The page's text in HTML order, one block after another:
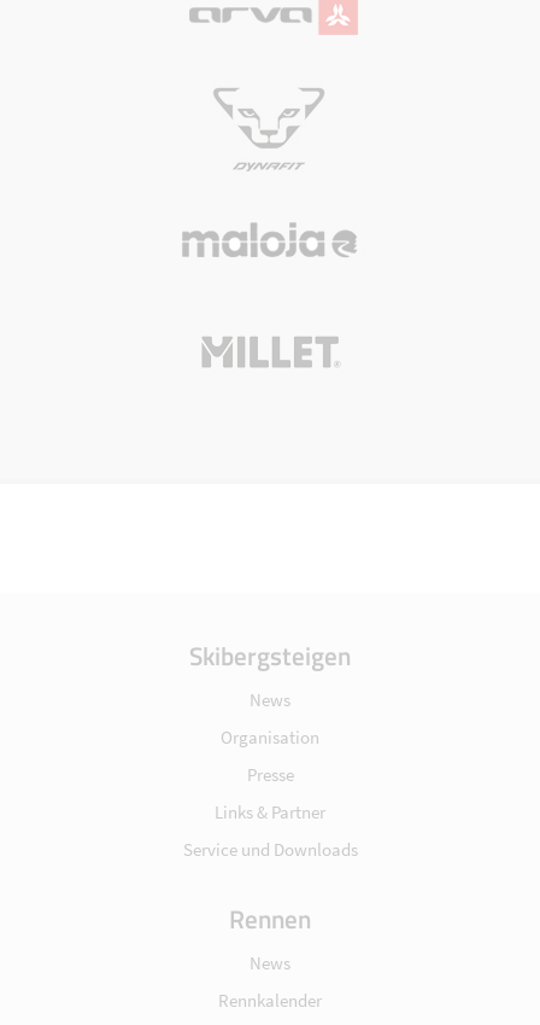
Skibergsteigen
News
Organisation
Presse
Links & Partner
Service und Downloads
Rennen
News
Rennkalender